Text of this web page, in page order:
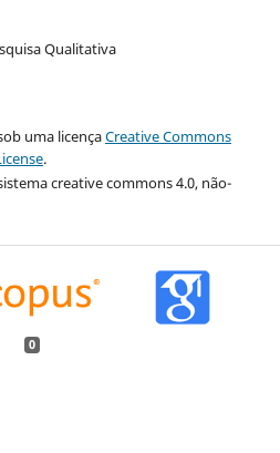
Qualitativa
uma licençaCreative Commons
.
creative commons 4.0, não-
0